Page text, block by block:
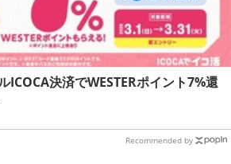
ICOCA決済でWESTERポイント7%還
Recommended by